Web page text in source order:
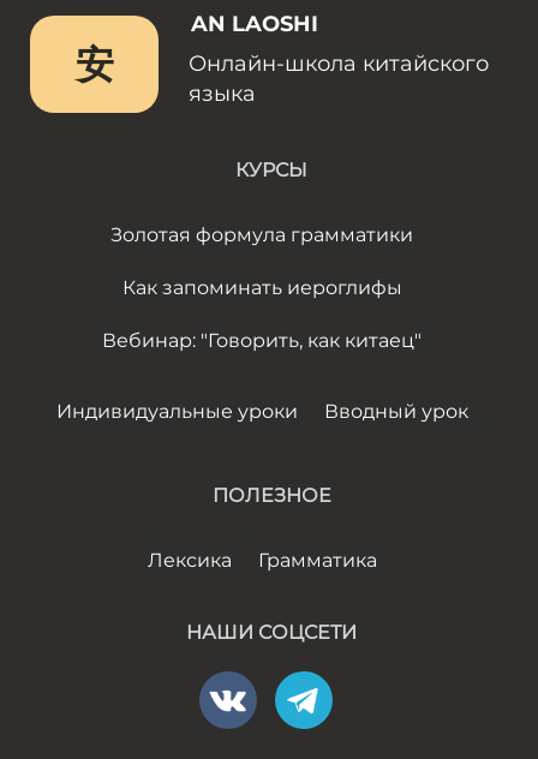
安
AN LAOSHI
Онлайн-школа китайского
языка
КУРСЫ
Золотая формула грамматики
Как запоминать иероглифы
Вебинар: "Говорить, как китаец"
Индивидуальные уроки Вводный урок
ПОЛЕЗНОЕ
Лексика Грамматика
НАШИ СОЦСЕТИ